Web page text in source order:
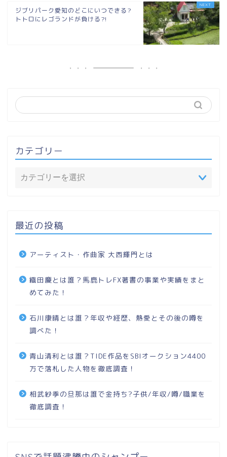
ジブリパーク愛知のどこにいつできる?
トトロにレゴランドが負ける?!
カテゴリー
最近の投稿
アーティスト・作曲家 大西輝門とは
織田慶とは誰？馬鹿トレFX著書の事業や実績をまと
めてみた！
石川康晴とは誰？年収や経歴、熱愛とその後の噂を
調べた！
青山清利とは誰？TIDE作品をSBIオークション4400
万で落札した人物を徹底調査！
相武紗季の旦那は誰で金持ち?子供/年収/噂/職業を
徹底調査！